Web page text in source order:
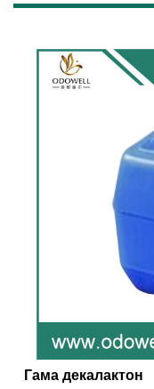
Гама декалактон